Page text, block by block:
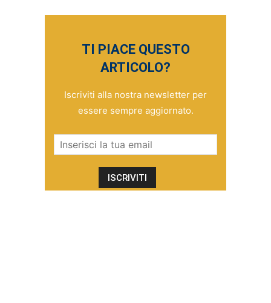
TI PIACE QUESTO
ARTICOLO?
Iscriviti alla nostra newsletter per
essere sempre aggiornato.